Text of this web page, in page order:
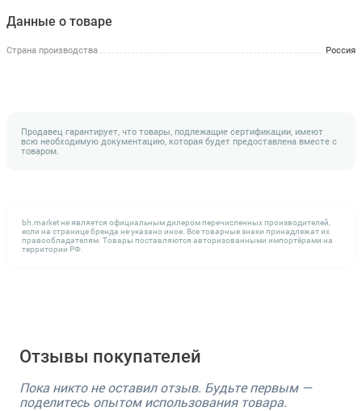
Данные о товаре
Страна производства Россия
Продавец гарантирует, что товары, подлежащие сертификации, имеют
всю необходимую документацию, которая будет предоставлена вместе с
товаром.
bh.market не является официальным дилером перечисленных производителей,
если на странице бренда не указано иное. Все товарные знаки принадлежат их
правообладателям. Товары поставляются авторизованными импортёрами на
территории РФ.
Отзывы покупателей
Пока никто не оставил отзыв. Будьте первым —
поделитесь опытом использования товара.